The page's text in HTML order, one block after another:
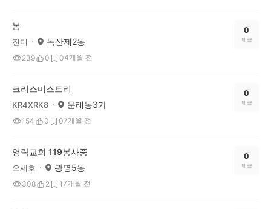
봄
진미 독산제2동
239 0 04개월 전
0
댓글
크리스미스트리
KR4XRK8 문래동3가
154 0 07개월 전
0
댓글
영락교회 119봉사중
오세호 광명5동
308 2 17개월 전
0
댓글